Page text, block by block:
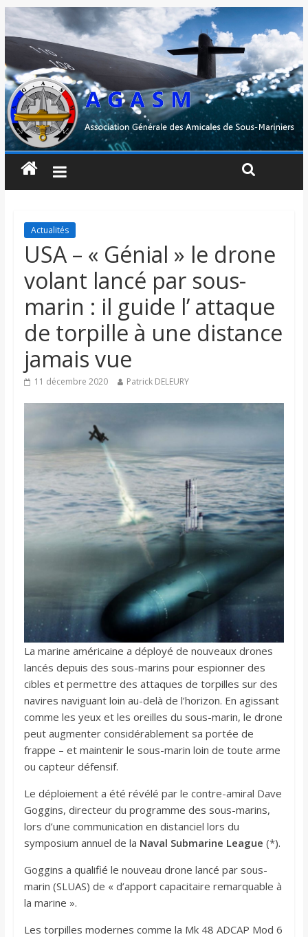
Actualités
USA – « Génial » le drone
volant lancé par sous-
marin : il guide l’ attaque
de torpille à une distance
jamais vue
11 décembre 2020 Patrick DELEURY
La marine américaine a déployé de nouveaux drones
lancés depuis des sous-marins pour espionner des
cibles et permettre des attaques de torpilles sur des
navires naviguant loin au-delà de l’horizon. En agissant
comme les yeux et les oreilles du sous-marin, le drone
peut augmenter considérablement sa portée de
frappe – et maintenir le sous-marin loin de toute arme
ou capteur défensif.
Le déploiement a été révélé par le contre-amiral Dave
Goggins, directeur du programme des sous-marins,
lors d’une communication en distanciel lors du
symposium annuel de la Naval Submarine League (*).
Goggins a qualifié le nouveau drone lancé par sous-
marin (SLUAS) de « d’apport capacitaire remarquable à
la marine ».
Les torpilles modernes comme la Mk 48 ADCAP Mod 6